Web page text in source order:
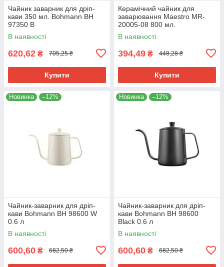
Чайник заварник для дріп-
кави 350 мл. Bohmann BH
97350 B
В наявності
620,62 ₴ 705,25 ₴
Купити
Керамічний чайник для
заварювання Maestro MR-
20005-08 800 мл.
В наявності
394,49 ₴ 448,28 ₴
Купити
Новинка –12%
Чайник-заварник для дріп-
кави Bohmann BH 98600 W
0.6 л
В наявності
600,60 ₴ 682,50 ₴
Новинка –12%
Чайник-заварник для дріп-
кави Bohmann BH 98600
Black 0.6 л
В наявності
600,60 ₴ 682,50 ₴